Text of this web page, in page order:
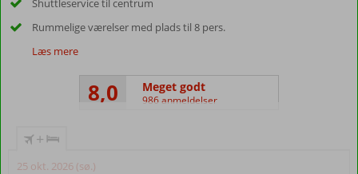
Shuttleservice til centrum
Rummelige værelser med plads til 8 pers.
Læs mere
8,0 Meget godt
986 anmeldelser
+
25 okt. 2026 (sø.)